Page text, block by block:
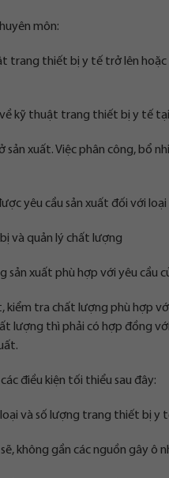
môn:
trang thiết bị y tế trở lên
kỹ thuật trang thiết bị y tế
xuất. Việc phân công, bổ
yêu cầu sản xuất đối với
và quản lý chất lượng
sản xuất phù hợp với yêu cầu
kiểm tra chất lượng phù hợp
lượng thì phải có hợp đồng
điều kiện tối thiểu sau đây:
và số lượng trang thiết bị y
không gần các nguồn gây ô